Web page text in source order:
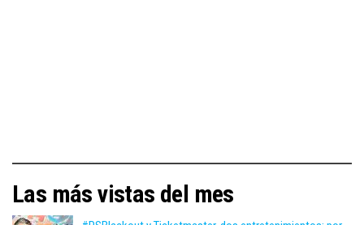
Las más vistas del mes